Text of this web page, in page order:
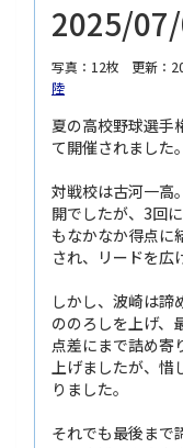
2025/
写真：12枚 更新：
陸
夏の高校野球選手
て開催されました。
対戦校は古河一高
開でしたが、3回
もなかなか得点に
され、リードを広
しかし、波崎は諦
ののろしを上げ、
点差にまで詰め寄
上げましたが、
りました。
それでも最後まで